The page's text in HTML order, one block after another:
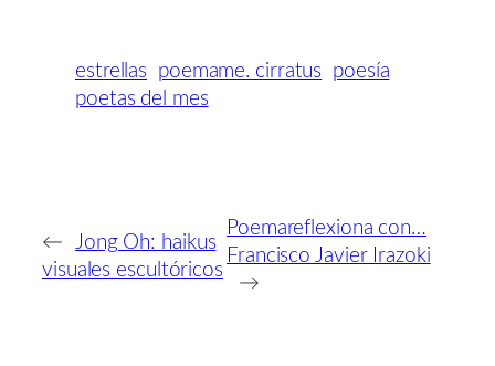
estrellas poemame. cirratus
poesía
poetas del mes
←
Jong Oh: haikus
visuales escultóricos
Poemareflexiona con…
Francisco Javier Irazoki
→